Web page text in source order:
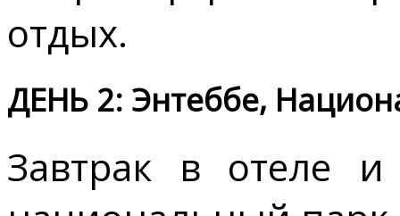
отдых.
ДЕНЬ 2: Энтеббе,
Завтрак в отеле